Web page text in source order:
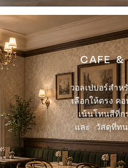
CAFE &
วอลเปปอร์สำห
เลือกให้ตรง ค
เน้นโทนสีที่ก
และ วัสดุที่ทน